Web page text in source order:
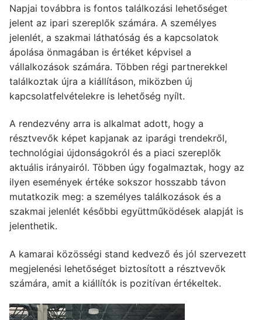
Napjai továbbra is fontos találkozási lehetőséget
jelent az ipari szereplők számára. A személyes
jelenlét, a szakmai láthatóság és a kapcsolatok
ápolása önmagában is értéket képvisel a
vállalkozások számára. Többen régi partnerekkel
találkoztak újra a kiállításon, miközben új
kapcsolatfelvételekre is lehetőség nyílt.
A rendezvény arra is alkalmat adott, hogy a
résztvevők képet kapjanak az iparági trendekről,
technológiai újdonságokról és a piaci szereplők
aktuális irányairól. Többen úgy fogalmaztak, hogy az
ilyen események értéke sokszor hosszabb távon
mutatkozik meg: a személyes találkozások és a
szakmai jelenlét későbbi együttműködések alapját is
jelenthetik.
A kamarai közösségi stand kedvező és jól szervezett
megjelenési lehetőséget biztosított a résztvevők
számára, amit a kiállítók is pozitívan értékeltek.